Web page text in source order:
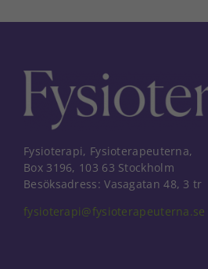
Fysioterapi, Fysioterapeuterna,
Box 3196, 103 63 Stockholm
Besöksadress: Vasagatan 48, 3 tr
fysioterapi@fysioterapeuterna.se